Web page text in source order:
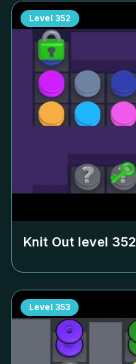
Level 352
Knit Out level 352
Level 353